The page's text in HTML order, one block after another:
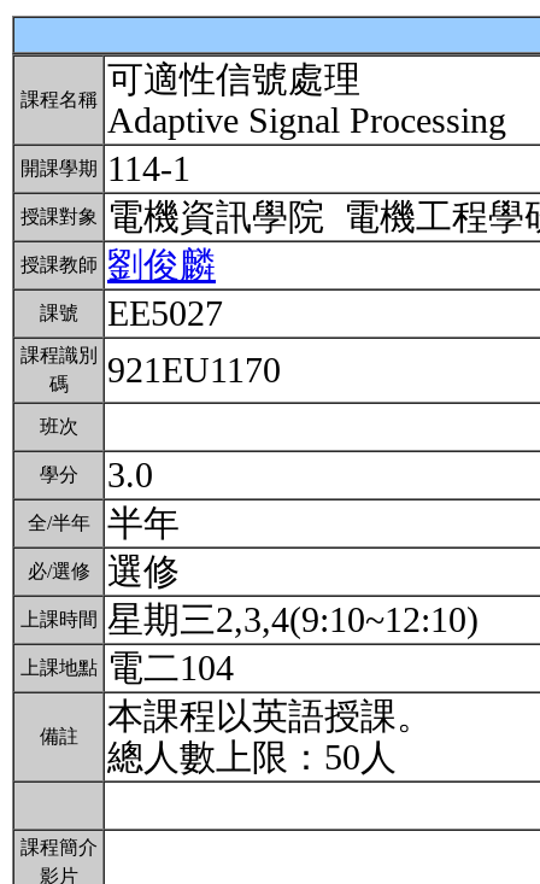
課程名稱 可適性信號處理
Adaptive Signal Processing
開課學期 114-1
授課對象 電機資訊學院 電機工程
授課教師 劉俊麟
課號 EE5027
課程識別
碼
921EU1170
班次
學分 3.0
全/半年 半年
必/選修 選修
上課時間 星期三2,3,4(9:10~12:10)
上課地點 電二104
備註
本課程以英語授課。
總人數上限：50人
課程簡介
影片